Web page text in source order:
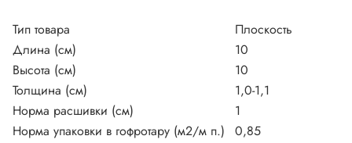
Тип товара
Плоскость
Длина (см)
10
Высота (см)
10
Толщина (см)
1,0-1,1
Норма расшивки (см)
1
Норма упаковки в гофротару (м2/м п.)
0,85